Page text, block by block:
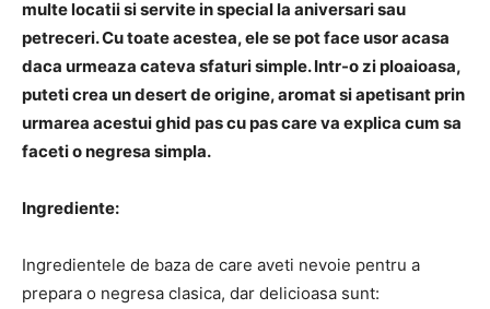
multe locatii si servite in special la aniversari sau
petreceri. Cu toate acestea, ele se pot face usor acasa
daca urmeaza cateva sfaturi simple. Intr-o zi ploaioasa,
puteti crea un desert de origine, aromat si apetisant prin
urmarea acestui ghid pas cu pas care va explica cum sa
faceti o negresa simpla.
Ingrediente:
Ingredientele de baza de care aveti nevoie pentru a
prepara o negresa clasica, dar delicioasa sunt: